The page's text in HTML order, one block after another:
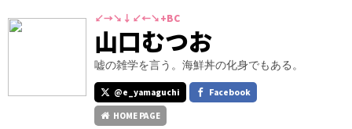
↙→↘↓↙←↘+BC
山口むつお
嘘の雑学を言う。海鮮丼の化身でもある。
@e_yamaguchi
Facebook
HOME PAGE